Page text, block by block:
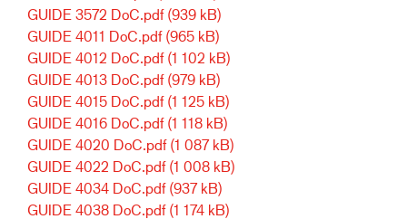
GUIDE 3572 DoC.pdf (939 kB)
GUIDE 4011 DoC.pdf (965 kB)
GUIDE 4012 DoC.pdf (1 102 kB)
GUIDE 4013 DoC.pdf (979 kB)
GUIDE 4015 DoC.pdf (1 125 kB)
GUIDE 4016 DoC.pdf (1 118 kB)
GUIDE 4020 DoC.pdf (1 087 kB)
GUIDE 4022 DoC.pdf (1 008 kB)
GUIDE 4034 DoC.pdf (937 kB)
GUIDE 4038 DoC.pdf (1 174 kB)